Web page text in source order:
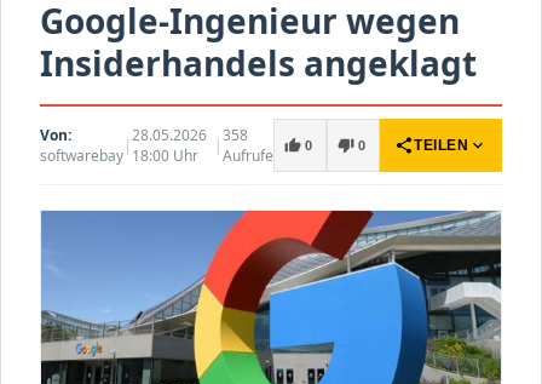
Google-Ingenieur wegen
Insiderhandels angeklagt
Von:
softwarebay|28.05.2026
18:00 Uhr
|358
Aufrufe
thumb_up 0 thumb_down 0 shareTEILEN expand_more
S24DXG9F8JK2) nennen.